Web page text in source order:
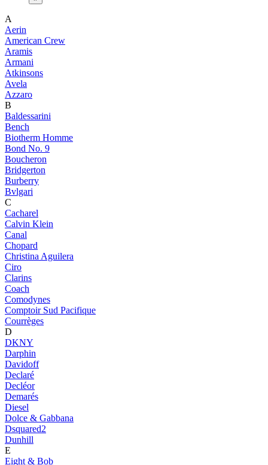
A
Aerin
American Crew
Aramis
Armani
Atkinsons
Avela
Azzaro
B
Baldessarini
Bench
Biotherm Homme
Bond No. 9
Boucheron
Bridgerton
Burberry
Bvlgari
C
Cacharel
Calvin Klein
Canal
Chopard
Christina Aguilera
Ciro
Clarins
Coach
Comodynes
Comptoir Sud Pacifique
Courrèges
D
DKNY
Darphin
Davidoff
Declaré
Decléor
Demarés
Diesel
Dolce & Gabbana
Dsquared2
Dunhill
E
Eight & Bob